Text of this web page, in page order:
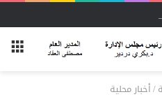
/أخبار محلية